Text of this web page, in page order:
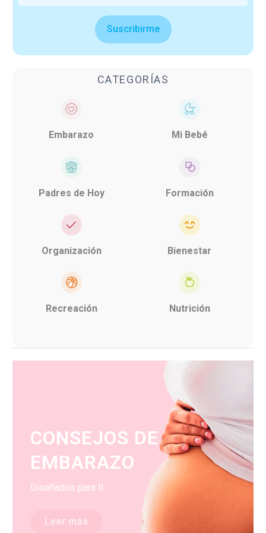
Suscribirme
CATEGORÍAS
Embarazo Mi Bebé
Padres de Hoy Formación
Organización Bienestar
Recreación Nutrición
CONSEJOS DE
EMBARAZO
Diseñados para ti
Leer más